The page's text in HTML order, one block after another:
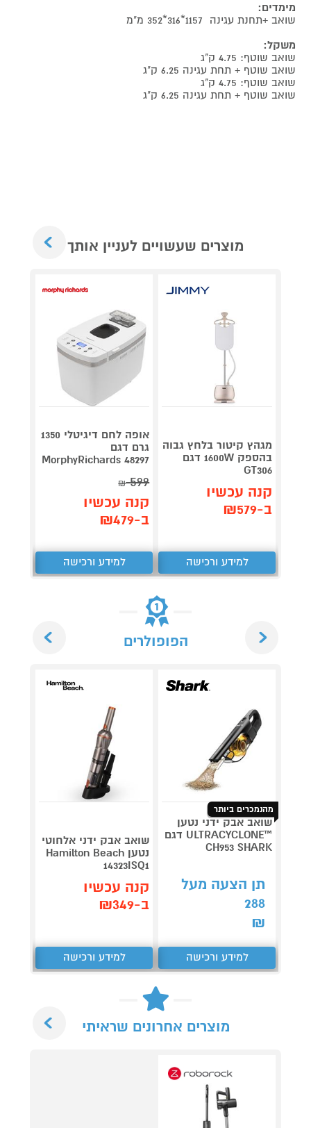
מימדים:
שואב +תחנת עגינה 1157*316*352 מ"מ
משקל:
שואב שוטף: 4.75 ק"ג
שואב שוטף + תחת עגינה 6.25 ק"ג
שואב שוטף: 4.75 ק"ג
שואב שוטף + תחת עגינה 6.25 ק"ג
מוצרים שעשויים לעניין אותך
מגהץ קיטור בלחץ גבוה
בהספק 1600W דגם
GT306
קנה עכשיו
ב-₪579
למידע ורכישה
אופה לחם דיגיטלי 1350
גרם דגם
MorphyRichards 48297
599
₪
קנה עכשיו
ב-₪479
למידע ורכישה
הפופולרים
מהנמכרים ביותר
שואב אבק ידני נטען
™ULTRACYCLONE דגם
CH953 SHARK
תן הצעה מעל
288
₪
למידע ורכישה
שואב אבק ידני אלחוטי
נטען Hamilton Beach
14323ISQ1
קנה עכשיו
ב-₪349
למידע ורכישה
מוצרים אחרונים שראיתי